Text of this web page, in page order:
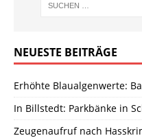
NEUESTE BEITRÄGE
Erhöhte Blaualgenwerte:
In Billstedt: Parkbänke in
Zeugenaufruf nach